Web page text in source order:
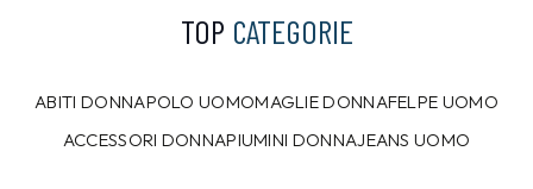
TOP CATEGORIE
ABITI DONNAPOLO UOMOMAGLIE DONNAFELPE UOMO
ACCESSORI DONNAPIUMINI DONNAJEANS UOMO